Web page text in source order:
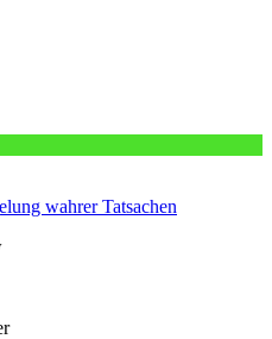
wahrer Tatsachen